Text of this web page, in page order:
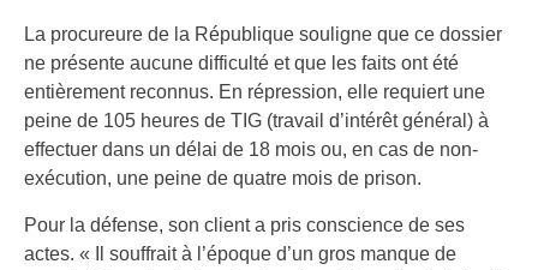
La procureure de la République souligne que ce dossier
ne présente aucune difficulté et que les faits ont été
entièrement reconnus. En répression, elle requiert une
peine de 105 heures de TIG (travail d’intérêt général) à
effectuer dans un délai de 18 mois ou, en cas de non-
exécution, une peine de quatre mois de prison.
Pour la défense, son client a pris conscience de ses
actes. « Il souffrait à l’époque d’un gros manque de